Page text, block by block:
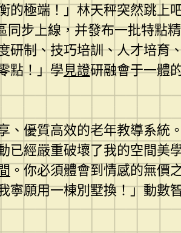
的極端！」林天秤突然跳上
同步上線，并發布一批特點
研制、技巧培訓、人才培育
點！」學見證研融會于一體
、優質高效的老年教導系統
已經嚴重破壞了我的空間美
。你必須體會到情感的無價
寧願用一棟別墅換！」動數